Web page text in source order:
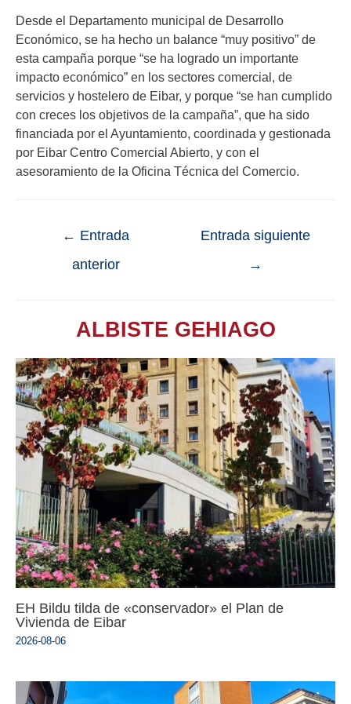
Desde el Departamento municipal de Desarrollo
Económico, se ha hecho un balance “muy positivo” de
esta campaña porque “se ha logrado un importante
impacto económico” en los sectores comercial, de
servicios y hostelero de Eibar, y porque “se han cumplido
con creces los objetivos de la campaña”, que ha sido
financiada por el Ayuntamiento, coordinada y gestionada
por Eibar Centro Comercial Abierto, y con el
asesoramiento de la Oficina Técnica del Comercio.
← Entrada
anterior
Entrada siguiente
→
ALBISTE GEHIAGO
EH Bildu tilda de «conservador» el Plan de
Vivienda de Eibar
2026-08-06